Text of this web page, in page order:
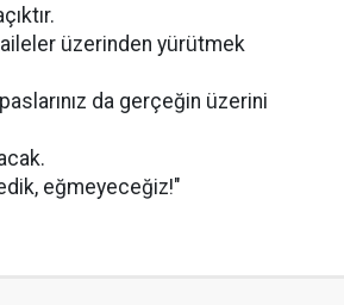
üzerinden yürütmek
da gerçeğin üzerini
eğmeyeceğiz!"